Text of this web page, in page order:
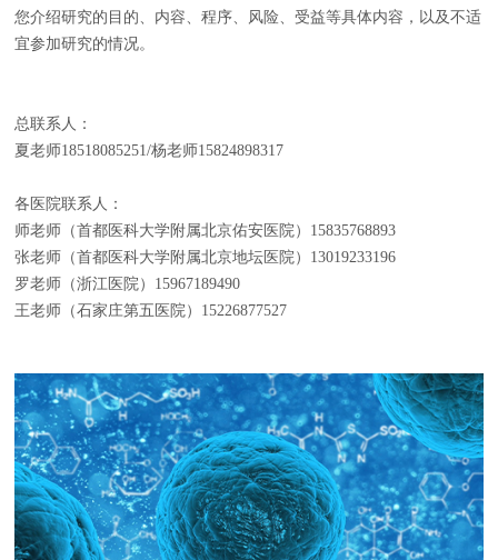
您介绍研究的目的、内容、程序、风险、受益等具体内容，以及不适
宜参加研究的情况。
总联系人：
夏老师18518085251/杨老师15824898317
各医院联系人：
师老师（首都医科大学附属北京佑安医院）15835768893
张老师（首都医科大学附属北京地坛医院）13019233196
罗老师（浙江医院）15967189490
王老师（石家庄第五医院）15226877527